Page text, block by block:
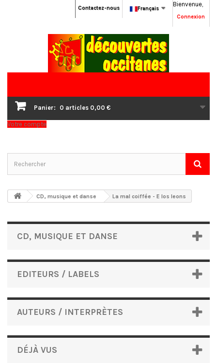
Bienvenue,
Connexion
Français
Contactez-nous
Panier: 0 articles 0,00 €
Votre compte
CD, musique et danse La mal coiffée - E los leons
CD, MUSIQUE ET DANSE
EDITEURS / LABELS
AUTEURS / INTERPRÈTES
DÉJÀ VUS